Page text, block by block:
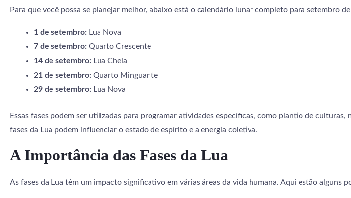
Para que você possa se planejar melhor, abaixo está o calendário lunar completo para setembro
1 de setembro: Lua Nova
7 de setembro: Quarto Crescente
14 de setembro: Lua Cheia
21 de setembro: Quarto Minguante
29 de setembro: Lua Nova
Essas fases podem ser utilizadas para programar atividades específicas, como plantio de
fases da Lua podem influenciar o estado de espírito e a energia coletiva.
A Importância das Fases da Lua
As fases da Lua têm um impacto significativo em várias áreas da vida humana. Aqui estão alguns